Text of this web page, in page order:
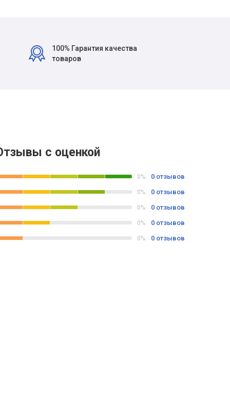
100% Гарантия качества
товаров
с оценкой
0% 0 отзывов
0% 0 отзывов
0% 0 отзывов
0% 0 отзывов
0% 0 отзывов